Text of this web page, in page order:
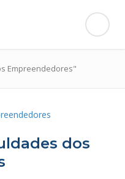
Empreendedores"
dos